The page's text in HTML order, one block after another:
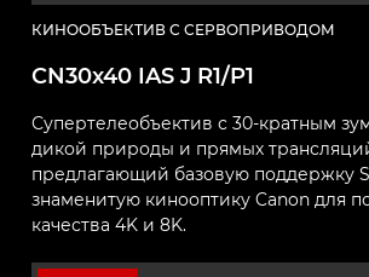
КИНООБЪЕКТИВ С СЕРВОПРИВОДОМ
CN30x40 IAS J R1/P1
Супертелеобъектив с 30-кратным
дикой природы и прямых
предлагающий базовую поддержку
знаменитую кинооптику Canon для
качества 4K и 8K.